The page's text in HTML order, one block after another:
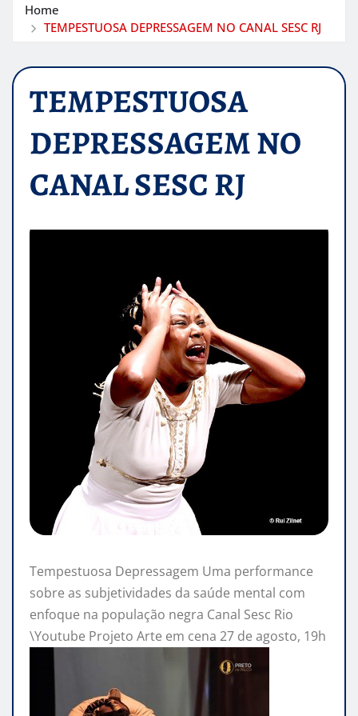
Home
TEMPESTUOSA DEPRESSAGEM NO CANAL SESC RJ
TEMPESTUOSA
DEPRESSAGEM NO
CANAL SESC RJ
Tempestuosa Depressagem Uma performance
sobre as subjetividades da saúde mental com
enfoque na população negra Canal Sesc Rio
\Youtube Projeto Arte em cena 27 de agosto, 19h